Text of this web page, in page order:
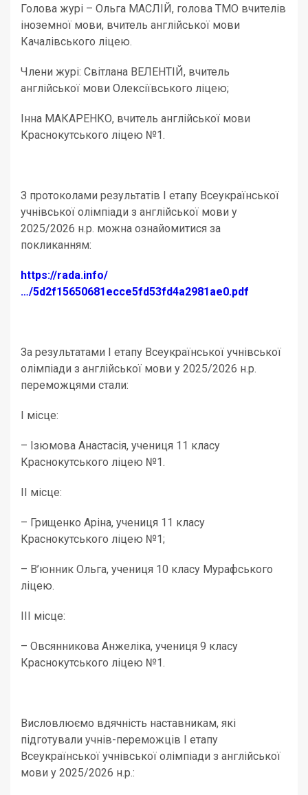
Голова журі – Ольга МАСЛІЙ, голова ТМО вчителів
іноземної мови, вчитель англійської мови
Качалівського ліцею.
Члени журі: Світлана ВЕЛЕНТІЙ, вчитель
англійської мови Олексіївського ліцею;
Інна МАКАРЕНКО, вчитель англійської мови
Краснокутського ліцею №1.
З протоколами результатів І етапу Всеукраїнської
учнівської олімпіади з англійської мови у
2025/2026 н.р. можна ознайомитися за
покликанням:
https://rada.info/
…/5d2f15650681ecce5fd53fd4a2981ae0.pdf
За результатами І етапу Всеукраїнської учнівської
олімпіади з англійської мови у 2025/2026 н.р.
переможцями стали:
І місце:
– Ізюмова Анастасія, учениця 11 класу
Краснокутського ліцею №1.
ІІ місце:
– Грищенко Аріна, учениця 11 класу
Краснокутського ліцею №1;
– В’юнник Ольга, учениця 10 класу Мурафського
ліцею.
ІІІ місце:
– Овсянникова Анжеліка, учениця 9 класу
Краснокутського ліцею №1.
Висловлюємо вдячність наставникам, які
підготували учнів-переможців І етапу
Всеукраїнської учнівської олімпіади з англійської
мови у 2025/2026 н.р.: